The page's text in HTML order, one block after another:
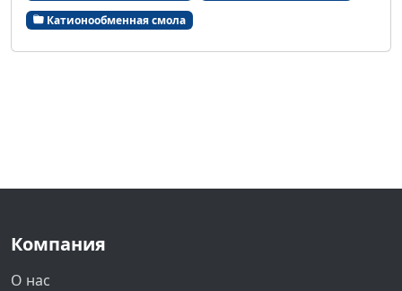
Катионообменная смола
Компания
О нас